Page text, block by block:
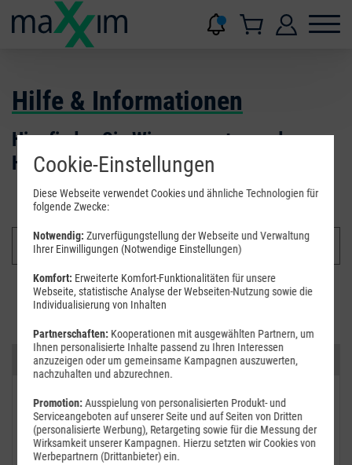
Hilfe & Informationen
Hier finden Sie Wissenswertes und
Hilfestellungen.
Suchen
Kategorien
FAQ: Am häufigsten gesucht
Festnetz
Anbieterwechsel
Cookie-Einstellungen
Diese Webseite verwendet Cookies und ähnliche Technologien für
folgende Zwecke:
Notwendig: Zurverfügungstellung der Webseite und Verwaltung
Ihrer Einwilligungen (Notwendige Einstellungen)
Komfort: Erweiterte Komfort-Funktionalitäten für unsere
Webseite, statistische Analyse der Webseiten-Nutzung sowie die
Individualisierung von Inhalten
Partnerschaften: Kooperationen mit ausgewählten Partnern, um
Ihnen personalisierte Inhalte passend zu Ihren Interessen
anzuzeigen oder um gemeinsame Kampagnen auszuwerten,
nachzuhalten und abzurechnen.
Promotion:Ausspielung von personalisierten Produkt- und
Serviceangeboten auf unserer Seite und auf Seiten von Dritten
(personalisierte Werbung), Retargeting sowie für die Messung der
Wirksamkeit unserer Kampagnen. Hierzu setzten wir Cookies von
Werbepartnern (Drittanbieter) ein.